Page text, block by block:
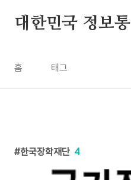
대한민국 정보통
홈 태그
한국장학재단 4